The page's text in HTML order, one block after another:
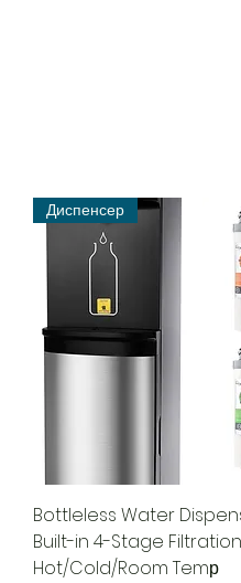
Диспенсер
Bottleless Water
Built-in 4-Stage
Hot/Cold/Room Temр